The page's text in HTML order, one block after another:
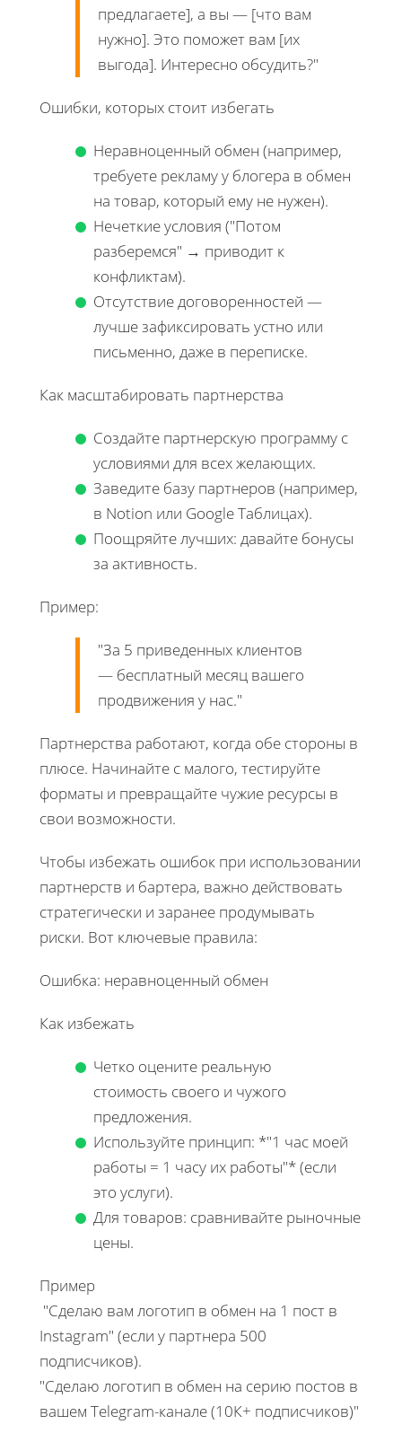
предлагаете], а вы — [что вам
нужно]. Это поможет вам [их
выгода]. Интересно обсудить?"
Ошибки, которых стоит избегать
Неравноценный обмен (например,
требуете рекламу у блогера в обмен
на товар, который ему не нужен).
Нечеткие условия ("Потом
разберемся" → приводит к
конфликтам).
Отсутствие договоренностей —
лучше зафиксировать устно или
письменно, даже в переписке.
Как масштабировать партнерства
Создайте партнерскую программу с
условиями для всех желающих.
Заведите базу партнеров (например,
в Notion или Google Таблицах).
Поощряйте лучших: давайте бонусы
за активность.
Пример:
"За 5 приведенных клиентов
— бесплатный месяц вашего
продвижения у нас."
Партнерства работают, когда обе стороны в
плюсе. Начинайте с малого, тестируйте
форматы и превращайте чужие ресурсы в
свои возможности.
Чтобы избежать ошибок при использовании
партнерств и бартера, важно действовать
стратегически и заранее продумывать
риски. Вот ключевые правила:
Ошибка: неравноценный обмен
Как избежать
Четко оцените реальную
стоимость своего и чужого
предложения.
Используйте принцип: *"1 час моей
работы = 1 часу их работы"* (если
это услуги).
Для товаров: сравнивайте рыночные
цены.
Пример
"Сделаю вам логотип в обмен на 1 пост в
Instagram" (если у партнера 500
подписчиков).
"Сделаю логотип в обмен на серию постов в
вашем Telegram-канале (10К+ подписчиков)"